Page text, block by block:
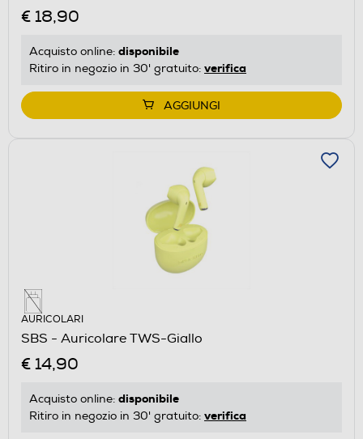
€ 18,90
Acquisto online: disponibile
Ritiro in negozio in 30' gratuito: verifica
AGGIUNGI
AURICOLARI
SBS - Auricolare TWS-Giallo
€ 14,90
Acquisto online: disponibile
Ritiro in negozio in 30' gratuito: verifica